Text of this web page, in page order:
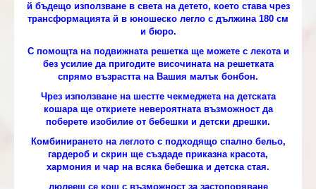
й бъдещо използване в света на детето, което става чрез
трансформацията й в юношеско легло с дължина 180 см
и бюро.
С помощта на подвижната решетка ще можете с лекота и
без усилие да пригодите височината на решетката
спрямо възрастта на Вашия малък бонбон.
Чрез използване на шестте чекмеджета на детската
кошара ще откриете невероятната възможност да
поберете изобилие от бебешки и детски дрешки.
Комбинирането на леглото с подходящо спално бельо,
гардероб и скрин ще създаде приказна красота,
хармония и чар на всяка бебешка и детска стая.
люлеещ се кош с възможност за застопоряване